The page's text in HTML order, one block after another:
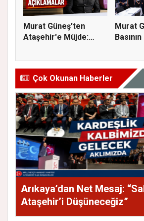
Murat Güneş'ten
Ataşehir'e Müjde:
Murat
Çok Okunan Haberler
Arıkaya’dan Net Mesaj:
Ataşehir’i Düşüneceğiz”